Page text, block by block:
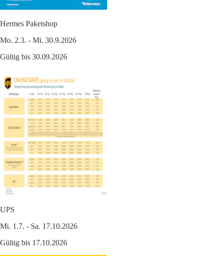
Hermes Paketshop
Mo. 2.3. - Mi. 30.9.2026
Gültig bis 30.09.2026
UPS
Mi. 1.7. - Sa. 17.10.2026
Gültig bis 17.10.2026